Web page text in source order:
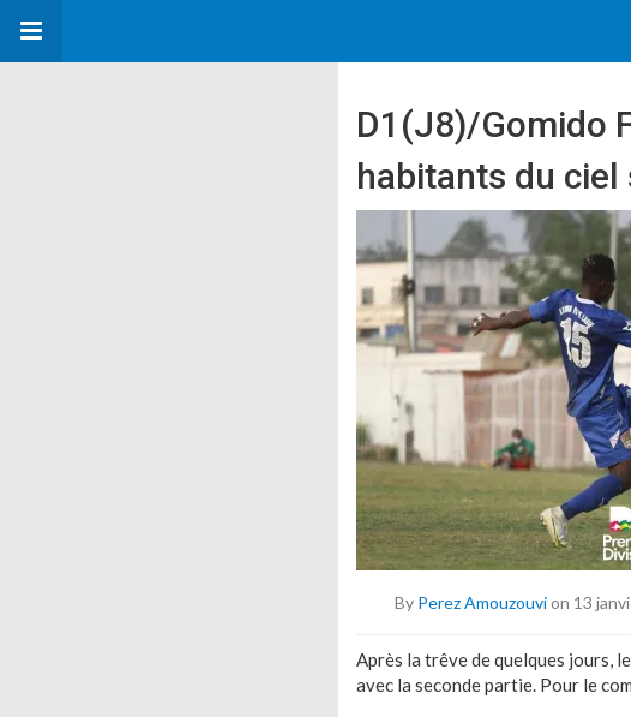
D1(J8)/Gomido
habitants du
By Perez Amouzouvion 13
Après la trêve de quelques jours,
avec la seconde partie. Pour le